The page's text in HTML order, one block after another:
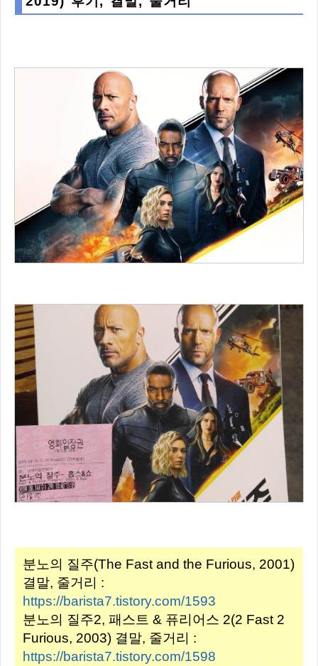
분노의 질주(The Fast and the Furious, 2001)
결말, 줄거리 :
https://barista7.tistory.com/1593
분노의 질주2, 패스트 & 퓨리어스 2(2 Fast 2
Furious, 2003) 결말, 줄거리 :
https://barista7.tistory.com/1598